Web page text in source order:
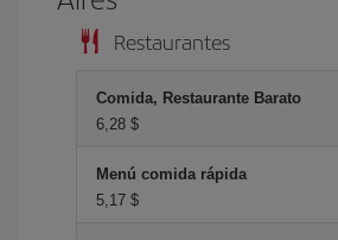
Restaurantes
Comida, Restaurante Barato
6,28 $
Menú comida rápida
5,17 $